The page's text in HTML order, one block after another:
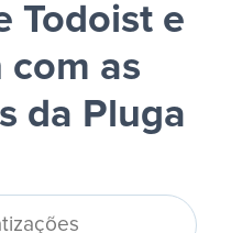
Todoist e
com as
da Pluga